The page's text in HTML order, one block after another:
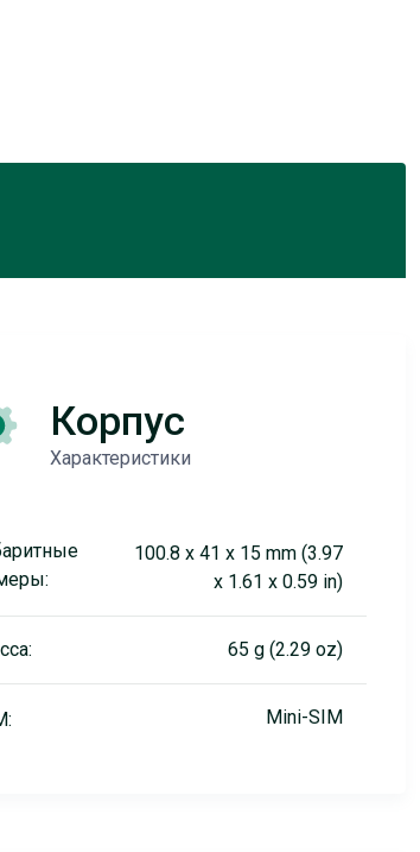
Корпус
Характеристики
100.8 x 41 x 15 mm (3.97
x 1.61 x 0.59 in)
65 g (2.29 oz)
Mini-SIM